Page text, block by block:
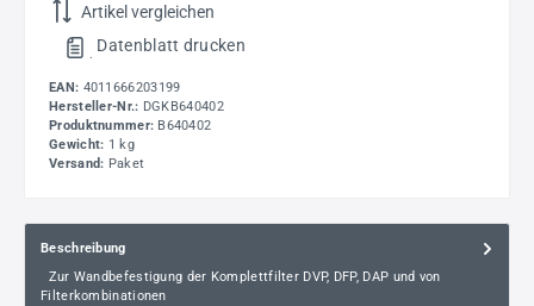
Artikel vergleichen
Datenblatt drucken
EAN: 4011666203199
Hersteller-Nr.: DGKB640402
Produktnummer: B640402
Gewicht: 1 kg
Versand: Paket
Beschreibung
Zur Wandbefestigung der Komplettfilter DVP, DFP, DAP und von
Filterkombinationen